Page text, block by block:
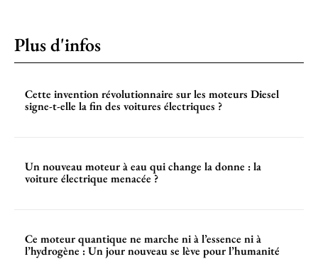
Plus d'infos
Cette invention révolutionnaire sur les moteurs Diesel
signe-t-elle la fin des voitures électriques ?
Un nouveau moteur à eau qui change la donne : la
voiture électrique menacée ?
Ce moteur quantique ne marche ni à l’essence ni à
l’hydrogène : Un jour nouveau se lève pour l’humanité